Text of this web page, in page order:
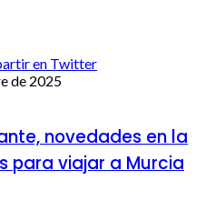
en Twitter
de 2025
novedades en la
para viajar a Murcia